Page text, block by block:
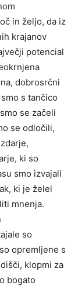
in željo, da iz
krajanov
potencial
dobrosrčni
s tančico
se začeli
se odločili,
ki so
smo izvajali
ki je želel
mnenja.
so
opremljene s
klopmi za
bogato